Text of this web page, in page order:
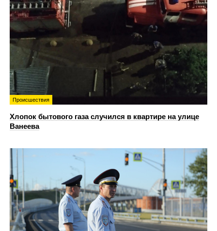
Происшествия
Хлопок бытового газа случился в квартире на улице
Ванеева